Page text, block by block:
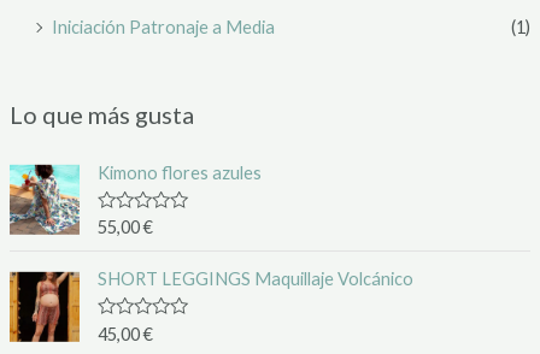
Iniciación Patronaje a Media
(1)
Lo que más gusta
Kimono flores azules
V
o
a
d
o
55,00€
SHORT LEGGINGS Maquillaje Volcánico
V
45,00€